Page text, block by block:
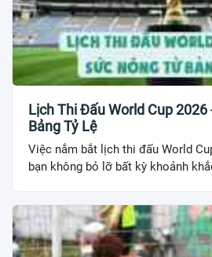
Lịch Thi Đấu World Cup 2026
Bảng Tỷ Lệ
Việc nắm bắt lịch thi đấu World
bạn không bỏ lỡ bất kỳ khoảnh